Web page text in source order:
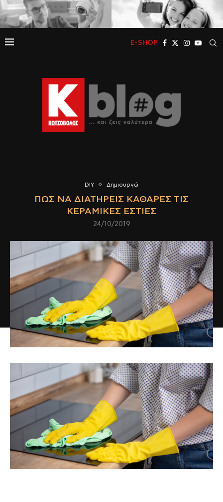
E-SHOP
DIY Δημιουργώ
ΠΩΣ ΝΑ ΔΙΑΤΗΡΕΊΣ ΚΑΘΑΡΈΣ ΤΙΣ
ΚΕΡΑΜΙΚΈΣ ΕΣΤΊΕΣ
24/10/2019